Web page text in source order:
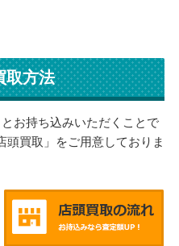
取方法
お持ち込みいただくことで
頭買取」をご用意しておりま